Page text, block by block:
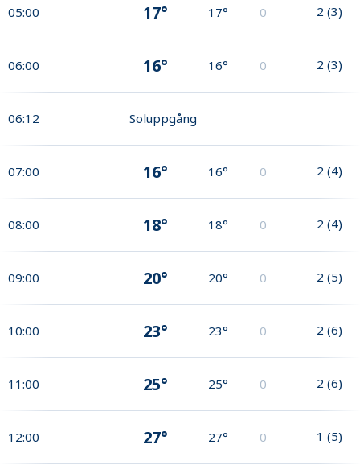
05:00 17° 17° 0 2 (3)
06:00 16° 16° 0 2 (3)
06:12 Soluppgång
07:00 16° 16° 0 2 (4)
08:00 18° 18° 0 2 (4)
09:00 20° 20° 0 2 (5)
10:00 23° 23° 0 2 (6)
11:00 25° 25° 0 2 (6)
12:00 27° 27° 0 1 (5)